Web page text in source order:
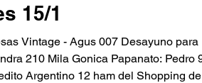
15/1
Vintage - Agus 007 Desayuno
210 Mila Gonica Papanato:
ham del Shopping de la Carne: Lourdez 407 -